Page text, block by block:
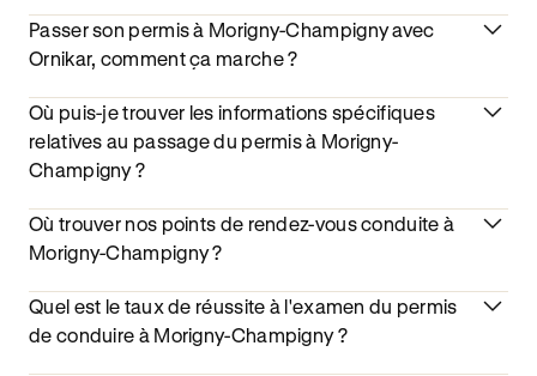
Passer son permis à Morigny-Champigny avec
Ornikar, comment ça marche ?
Où puis-je trouver les informations spécifiques
relatives au passage du permis à Morigny-
Champigny ?
Où trouver nos points de rendez-vous conduite à
Morigny-Champigny ?
Quel est le taux de réussite à l'examen du permis
de conduire à Morigny-Champigny ?